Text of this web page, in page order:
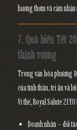
hương thơm và cảm
7. Quà biếu Tết
thịnh vượng
Trong văn hóa phương
của tình thân, tri ân và
Vì thế,Royal Salute
Doanh nhân – đối